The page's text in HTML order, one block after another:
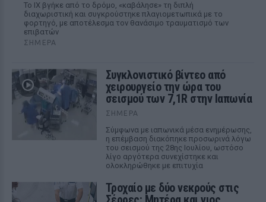
Το ΙΧ βγήκε από το δρόμο, «καβάλησε» τη διπλή
διαχωριστική και συγκρούστηκε πλαγιομετωπικά με το
φορτηγό, με αποτέλεσμα τον θανάσιμο τραυματισμό των
επιβατών
ΣΉΜΕΡΑ
Συγκλονιστικό βίντεο από
χειρουργείο την ώρα του
σεισμού των 7,1R στην Ιαπωνία
ΣΉΜΕΡΑ
Σύμφωνα με ιαπωνικά μέσα ενημέρωσης,
η επέμβαση διακόπηκε προσωρινά λόγω
του σεισμού της 28ης Ιουλίου, ωστόσο
λίγο αργότερα συνεχίστηκε και
ολοκληρώθηκε με επιτυχία
Τροχαίο με δύο νεκρούς στις